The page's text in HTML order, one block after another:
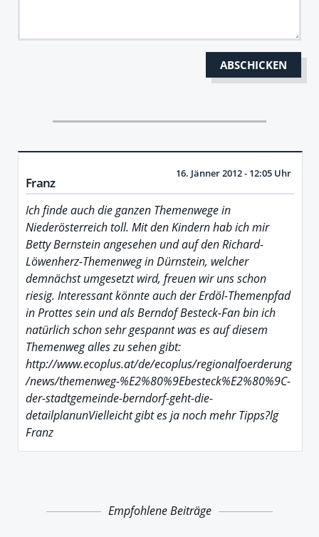
Franz
16. Jänner 2012 - 12:05 Uhr
Ich finde auch die ganzen Themenwege in
Niederösterreich toll. Mit den Kindern hab ich mir
Betty Bernstein angesehen und auf den Richard-
Löwenherz-Themenweg in Dürnstein, welcher
demnächst umgesetzt wird, freuen wir uns schon
riesig. Interessant könnte auch der Erdöl-Themenpfad
in Prottes sein und als Berndof Besteck-Fan bin ich
natürlich schon sehr gespannt was es auf diesem
Themenweg alles zu sehen gibt:
http://www.ecoplus.at/de/ecoplus/regionalfoerderung
/news/themenweg-%E2%80%9Ebesteck%E2%80%9C-
der-stadtgemeinde-berndorf-geht-die-
detailplanunVielleicht gibt es ja noch mehr Tipps?lg
Franz
Empfohlene Beiträge